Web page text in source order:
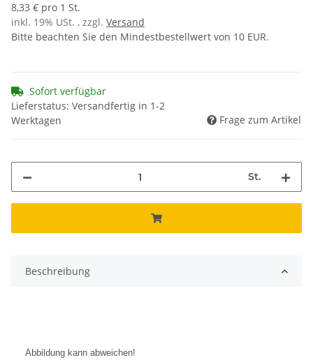
8,33 € pro 1 St.
inkl. 19% USt. , zzgl. Versand
Bitte beachten Sie den Mindestbestellwert von 10 EUR.
Sofort verfügbar
Lieferstatus: Versandfertig in 1-2
Werktagen
Frage zum Artikel
St.
Beschreibung
Abbildung kann abweichen!